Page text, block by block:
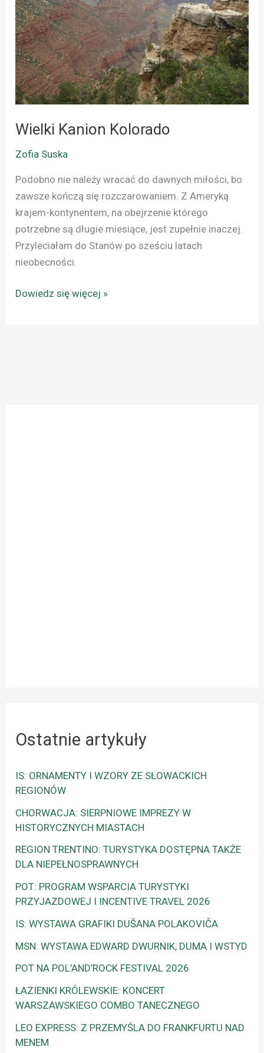
Wielki Kanion Kolorado
Zofia Suska
Podobno nie należy wracać do dawnych miłości, bo
zawsze kończą się rozczarowaniem. Z Ameryką
krajem-kontynentem, na obejrzenie którego
potrzebne są długie miesiące, jest zupełnie inaczej.
Przyleciałam do Stanów po sześciu latach
nieobecności.
Dowiedz się więcej »
Ostatnie artykuły
IS: ORNAMENTY I WZORY ZE SŁOWACKICH
REGIONÓW
CHORWACJA: SIERPNIOWE IMPREZY W
HISTORYCZNYCH MIASTACH
REGION TRENTINO: TURYSTYKA DOSTĘPNA TAKŻE
DLA NIEPEŁNOSPRAWNYCH
POT: PROGRAM WSPARCIA TURYSTYKI
PRZYJAZDOWEJ I INCENTIVE TRAVEL 2026
IS: WYSTAWA GRAFIKI DUŠANA POLAKOVIČA
MSN: WYSTAWA EDWARD DWURNIK, DUMA I WSTYD
POT NA POL’AND’ROCK FESTIVAL 2026
ŁAZIENKI KRÓLEWSKIE: KONCERT
WARSZAWSKIEGO COMBO TANECZNEGO
LEO EXPRESS: Z PRZEMYŚLA DO FRANKFURTU NAD
MENEM